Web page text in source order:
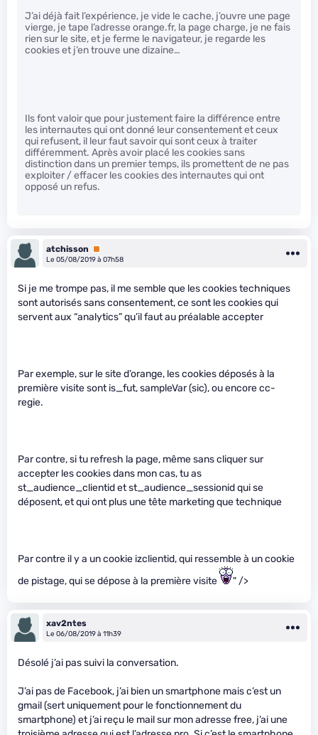
J’ai déjà fait l’expérience, je vide le cache, j’ouvre une page
vierge, je tape l’adresse orange.fr, la page charge, je ne fais
rien sur le site, et je ferme le navigateur, je regarde les
cookies et j’en trouve une dizaine…
Ils font valoir que pour justement faire la différence entre
les internautes qui ont donné leur consentement et ceux
qui refusent, il leur faut savoir qui sont ceux à traiter
différemment. Après avoir placé les cookies sans
distinction dans un premier temps, ils promettent de ne pas
exploiter / effacer les cookies des internautes qui ont
opposé un refus.
atchisson
Premium
Le 05/08/2019 à 07h58
Si je me trompe pas, il me semble que les cookies techniques
sont autorisés sans consentement, ce sont les cookies qui
servent aux “analytics” qu’il faut au préalable accepter
Par exemple, sur le site d’orange, les cookies déposés à la
première visite sont is_fut, sampleVar (sic), ou encore cc-
regie.
Par contre, si tu refresh la page, même sans cliquer sur
accepter les cookies dans mon cas, tu as
st_audience_clientid et st_audience_sessionid qui se
déposent, et qui ont plus une tête marketing que technique
Par contre il y a un cookie izclientid, qui ressemble à un cookie
de pistage, qui se dépose à la première visite
" />
xav2ntes
Le 06/08/2019 à 11h39
Désolé j’ai pas suivi la conversation.
J’ai pas de Facebook, j’ai bien un smartphone mais c’est un
gmail (sert uniquement pour le fonctionnement du
smartphone) et j’ai reçu le mail sur mon adresse free, j’ai une